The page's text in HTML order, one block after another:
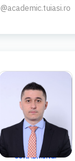
@academic.tuiasi.ro
CONF.DR.ING.